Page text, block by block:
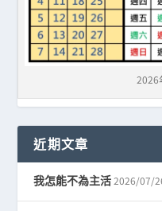
2026
近期文章
我怎能不為主活 2026/07/